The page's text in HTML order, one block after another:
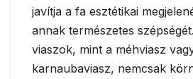
javítja a fa esztétikai
annak természetes
viaszok, mint a méhviasz
karnaubaviasz, nemcsak